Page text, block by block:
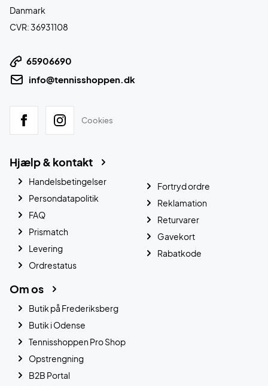
Danmark
CVR: 36931108
65906690
info@tennisshoppen.dk
Cookies
Hjælp & kontakt
Handelsbetingelser
Persondatapolitik
FAQ
Prismatch
Levering
Ordrestatus
Fortryd ordre
Reklamation
Returvarer
Gavekort
Rabatkode
Om os
Butik på Frederiksberg
Butik i Odense
Tennisshoppen Pro Shop
Opstrengning
B2B Portal